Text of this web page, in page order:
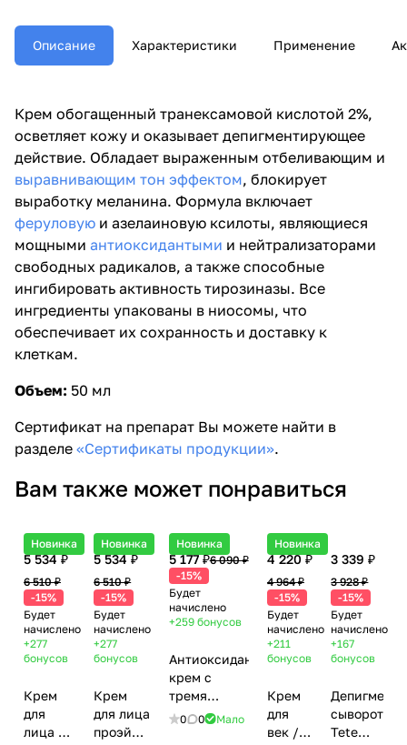
Формула включает
азелаиновую ксилоты,
радикалов, а также способные
ингибировать активность
тирозиназы. Все ингредиенты
упакованы в ниосомы, что
обеспечивает их сохранность и
доставку к клеткам.
Описание Характеристики Применение
Крем обогащенный транексамовой кислотой 2%,
осветляет кожу и оказывает депигментирующее
действие. Обладает выраженным отбеливающим и
выравнивающим тон эффектом, блокирует
выработку меланина. Формула включает
феруловую и азелаиновую ксилоты, являющиеся
мощными антиоксидантыми и нейтрализаторами
свободных радикалов, а также способные
ингибировать активность тирозиназы. Все
ингредиенты упакованы в ниосомы, что
обеспечивает их сохранность и доставку к
клеткам.
Объем: 50 мл
Сертификат на препарат Вы можете найти в
разделе «Сертификаты продукции».
Вам также может понравиться
Новинка
5 534 ₽
6 510 ₽
-15%
Будет
начислено
+277
бонусов
Крем
для
лица с
Новинка
5 534 ₽
6 510 ₽
-15%
Будет
начислено
+277
бонусов
Крем
для лица
проэйдж
Новинка
5 177 ₽6 090 ₽
-15%
Будет
начислено
+259 бонусов
Антиоксидантный
крем с
тремя
формами
0 0 Мало
Новинка
4 220 ₽
4 964 ₽
-15%
Будет
начислено
+211
бонусов
Крем
для
век /
3 339 ₽
3 928 ₽
-15%
Будет
начислено
+167
бонусов
сыворотка
Tete